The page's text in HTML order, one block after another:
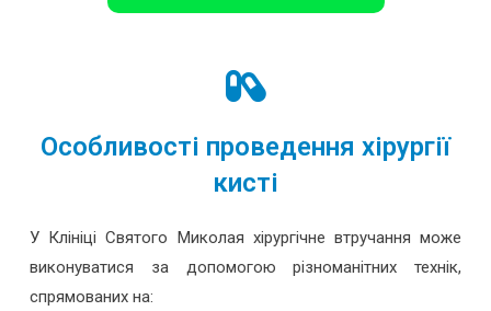
Особливості проведення хірургії
кисті
У Клініці Святого Миколая хірургічне втручання може
виконуватися за допомогою різноманітних технік,
спрямованих на: